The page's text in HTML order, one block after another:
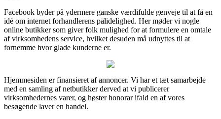
Facebook byder på ydermere ganske værdifulde genveje til at få en
idé om internet forhandlerens pålidelighed. Her møder vi nogle
online butikker som giver folk mulighed for at formulere en omtale
af virksomhedens service, hvilket desuden må udnyttes til at
fornemme hvor glade kunderne er.
Hjemmesiden er finansieret af annoncer. Vi har et tæt samarbejde
med en samling af netbutikker derved at vi publicerer
virksomhedernes varer, og høster honorar ifald en af vores
besøgende laver en handel.